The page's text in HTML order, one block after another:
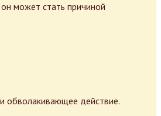
может стать причиной
обволакивающее действие.